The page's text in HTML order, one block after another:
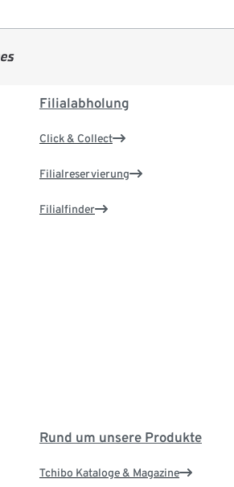
Filialabholung
Click & Collect
Filialreservierung
Filialfinder
Rund um unsere Produkte
Tchibo Kataloge & Magazine